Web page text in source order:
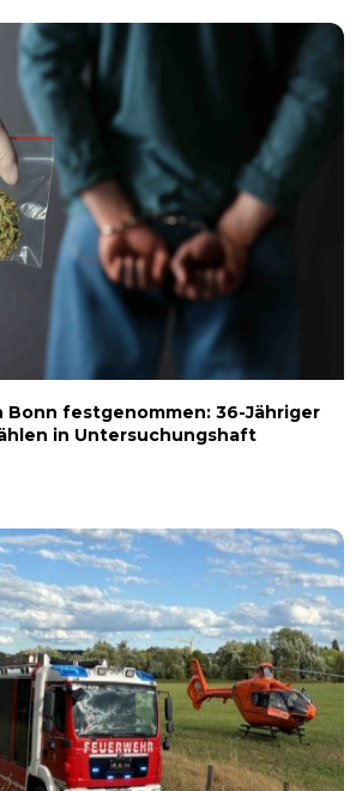
festgenommen: 36-Jähriger
in Untersuchungshaft